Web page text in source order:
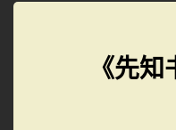
《先知